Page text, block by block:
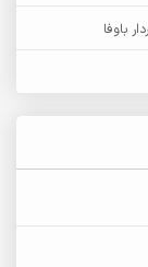
باوفا